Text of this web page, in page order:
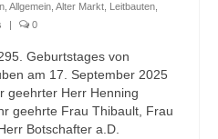
Allgemein Alter Markt Leitbauten
| 0
Geburtstages von
am 17. September 2025
geehrter Herr Henning
geehrte Frau Thibault, Frau
Botschafter a.D.